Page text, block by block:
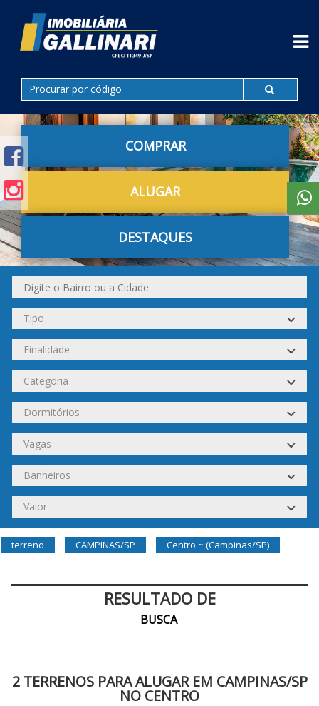
COMPRAR
ALUGAR
DESTAQUES
terreno CAMPINAS/SP Centro ~ (Campinas/SP)
RESULTADO DE
BUSCA
2 TERRENOS PARA ALUGAR EM CAMPINAS/SP
NO CENTRO